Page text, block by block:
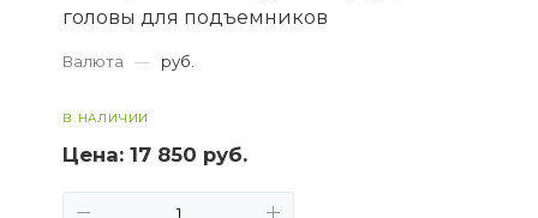
головы для подъемников
Валюта — руб.
В НАЛИЧИИ
Цена: 17 850 руб.